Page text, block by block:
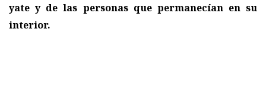
yate y de las personas que permanecían en su
interior.